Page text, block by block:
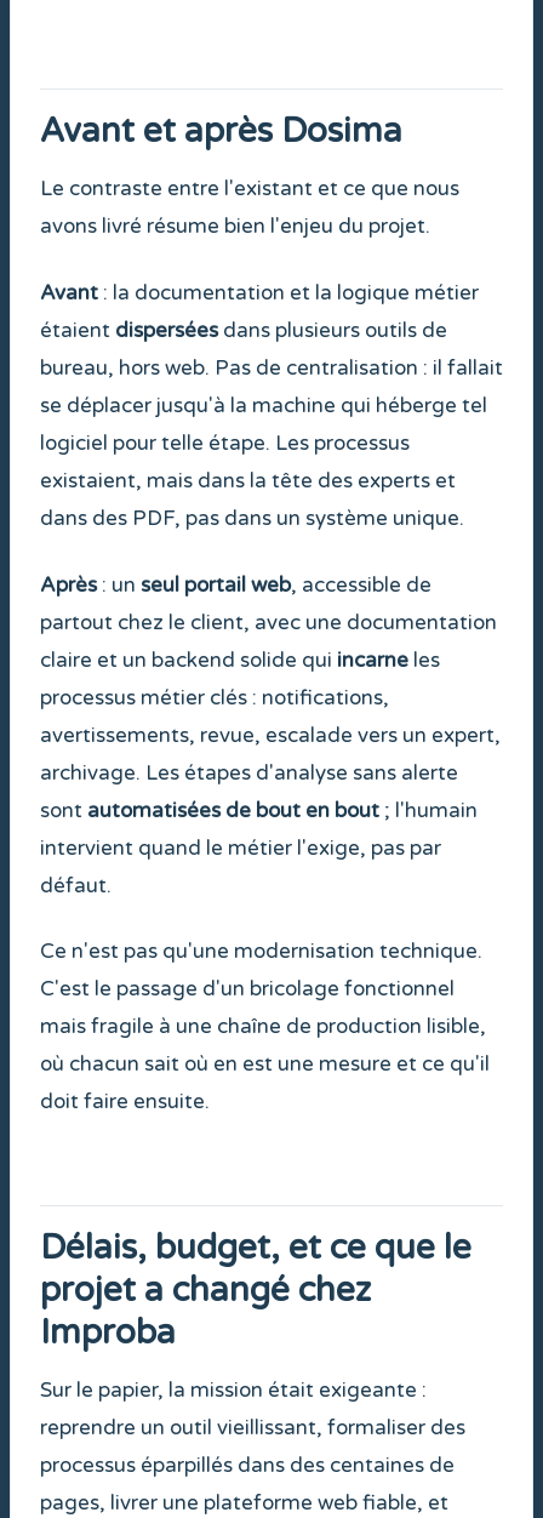
Avant et après Dosima
Le contraste entre l'existant et ce que nous
avons livré résume bien l'enjeu du projet.
Avant : la documentation et la logique métier
étaient disperséesdans plusieurs outils de
bureau, hors web. Pas de centralisation : il fallait
se déplacer jusqu'à la machine qui héberge tel
logiciel pour telle étape. Les processus
existaient, mais dans la tête des experts et
dans des PDF, pas dans un système unique.
Après: un seul portail web, accessible de
partout chez le client, avec une documentation
claire et un backend solide qui incarne les
processus métier clés : notifications,
avertissements, revue, escalade vers un expert,
archivage. Les étapes d'analyse sans alerte
sont automatisées de bout en bout ; l'humain
intervient quand le métier l'exige, pas par
défaut.
Ce n'est pas qu'une modernisation technique.
C'est le passage d'un bricolage fonctionnel
mais fragile à une chaîne de production lisible,
où chacun sait où en est une mesure et ce qu'il
doit faire ensuite.
Délais, budget, et ce que le
projet a changé chez
Improba
Sur le papier, la mission était exigeante :
reprendre un outil vieillissant, formaliser des
processus éparpillés dans des centaines de
pages, livrer une plateforme web fiable, et